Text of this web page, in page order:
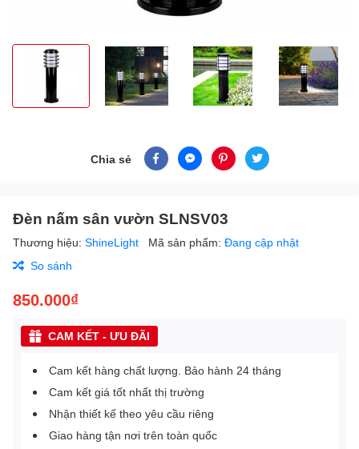
Chia sẻ
Đèn nấm sân vườn SLNSV03
Thương hiệu: ShineLight Mã sản phẩm: Đang cập nhật
So sánh
850.000₫
CAM KẾT - ƯU ĐÃI
Cam kết hàng chất lượng. Bảo hành 24 tháng
Cam kết giá tốt nhất thị trường
Nhận thiết kế theo yêu cầu riêng
Giao hàng tận nơi trên toàn quốc